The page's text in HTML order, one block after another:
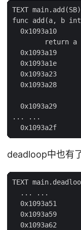
TEXT
func add(a, b
0x1093a10
return a
0x1093a19
0x1093a1e
0x1093a23
0x1093a28
0x1093a29
... ...
deadloop中也有
TEXT
  ... ...
0x1093a51
0x1093a59
0x1093a62